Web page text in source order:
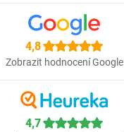
4,8
Zobrazit hodnocení Google
4,7